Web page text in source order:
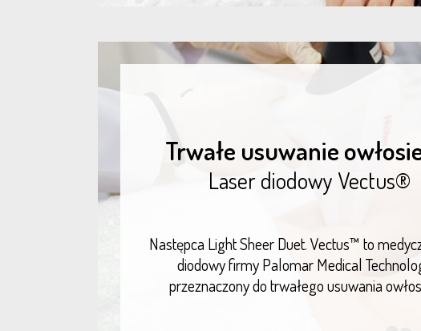
Trwałe usuwanie
Laser diodowy Vectus®
Następca Light Sheer Duet. Vectus™ to
diodowy firmy Palomar Medical
przeznaczony do trwałego usuwania